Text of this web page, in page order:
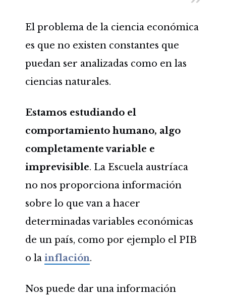
El problema de la ciencia económica
es que no existen constantes que
puedan ser analizadas como en las
ciencias naturales.
Estamos estudiando el
comportamiento humano, algo
completamente variable e
imprevisible. La Escuela austríaca
no nos proporciona información
sobre lo que van a hacer
determinadas variables económicas
de un país, como por ejemplo el PIB
o la inflación.
Nos puede dar una información